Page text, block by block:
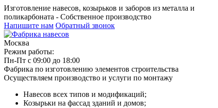
Изготовление навесов, козырьков и заборов из металла и
поликарбоната - Собственное производство
Напишите нам Обратный звонок
Москва
Режим работы:
Пн-Пт с 09:00 до 18:00
Фабрика по изготовлению элементов строительства
Осуществляем производство и услуги по монтажу
Навесов всех типов и модификаций;
Козырьки на фассад зданий и домов;